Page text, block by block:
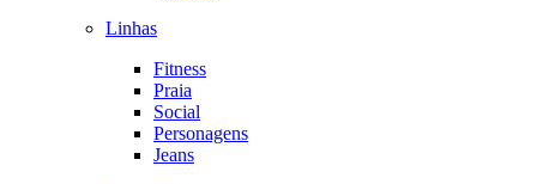
Linhas
Fitness
Praia
Social
Personagens
Jeans